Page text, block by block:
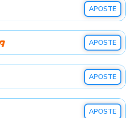
APOSTE
APOSTE
APOSTE
APOSTE